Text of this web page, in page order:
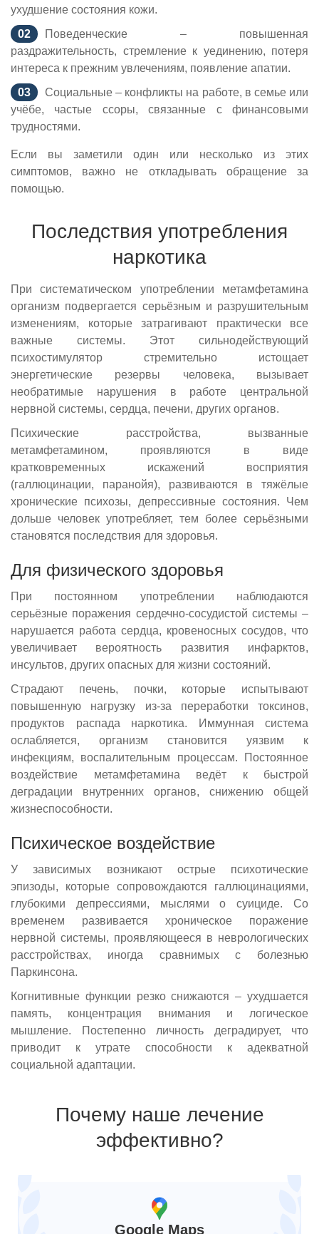
ухудшение состояния кожи.
Поведенческие – повышенная
раздражительность, стремление к уединению, потеря
интереса к прежним увлечениям, появление апатии.
Социальные – конфликты на работе, в семье или
учёбе, частые ссоры, связанные с финансовыми
трудностями.
Если вы заметили один или несколько из этих
симптомов, важно не откладывать обращение за
помощью.
Последствия употребления
наркотика
При систематическом употреблении метамфетамина
организм подвергается серьёзным и разрушительным
изменениям, которые затрагивают практически все
важные системы. Этот сильнодействующий
психостимулятор стремительно истощает
энергетические резервы человека, вызывает
необратимые нарушения в работе центральной
нервной системы, сердца, печени, других органов.
Психические расстройства, вызванные
метамфетамином, проявляются в виде
кратковременных искажений восприятия
(галлюцинации, паранойя), развиваются в тяжёлые
хронические психозы, депрессивные состояния. Чем
дольше человек употребляет, тем более серьёзными
становятся последствия для здоровья.
Для физического здоровья
При постоянном употреблении наблюдаются
серьёзные поражения сердечно-сосудистой системы –
нарушается работа сердца, кровеносных сосудов, что
увеличивает вероятность развития инфарктов,
инсультов, других опасных для жизни состояний.
Страдают печень, почки, которые испытывают
повышенную нагрузку из-за переработки токсинов,
продуктов распада наркотика. Иммунная система
ослабляется, организм становится уязвим к
инфекциям, воспалительным процессам. Постоянное
воздействие метамфетамина ведёт к быстрой
деградации внутренних органов, снижению общей
жизнеспособности.
Психическое воздействие
У зависимых возникают острые психотические
эпизоды, которые сопровождаются галлюцинациями,
глубокими депрессиями, мыслями о суициде. Со
временем развивается хроническое поражение
нервной системы, проявляющееся в неврологических
расстройствах, иногда сравнимых с болезнью
Паркинсона.
Когнитивные функции резко снижаются – ухудшается
память, концентрация внимания и логическое
мышление. Постепенно личность деградирует, что
приводит к утрате способности к адекватной
социальной адаптации.
Почему наше лечение
эффективно?
Google Maps